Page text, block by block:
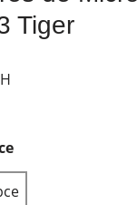
Tiger